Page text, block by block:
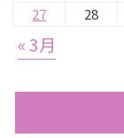
27
28
« 3月